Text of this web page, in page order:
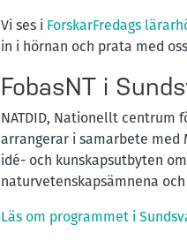
Vi ses i ForskarFredags
in i hörnan och prata med
FobasNT i
NATDID, Nationellt centrum
arrangerar i samarbete med
idé- och kunskapsutbyten
naturvetenskapsämnena
Läs om programmet i